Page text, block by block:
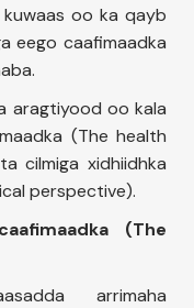
oo ka qayb
eego caafimaadka
aragtiyood oo kala
(The health
cilmiga xidhiidhka
perspective).
(The
arrimaha